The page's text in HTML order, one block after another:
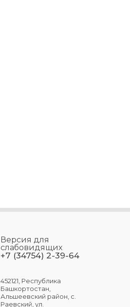
Версия для
слабовидящих
+7 (34754) 2-39-64
452121, Республика
Башкортостан,
Альшеевский район, с.
Раевский, ул.